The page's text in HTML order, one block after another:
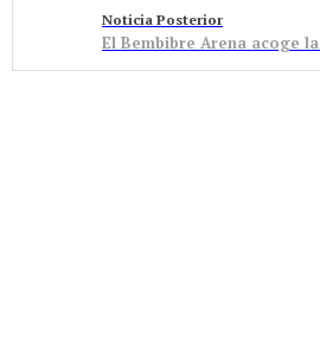
Noticia Posterior
El Bembibre Arena acoge